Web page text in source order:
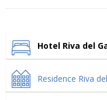
Hotel Riva del
Residence Riva